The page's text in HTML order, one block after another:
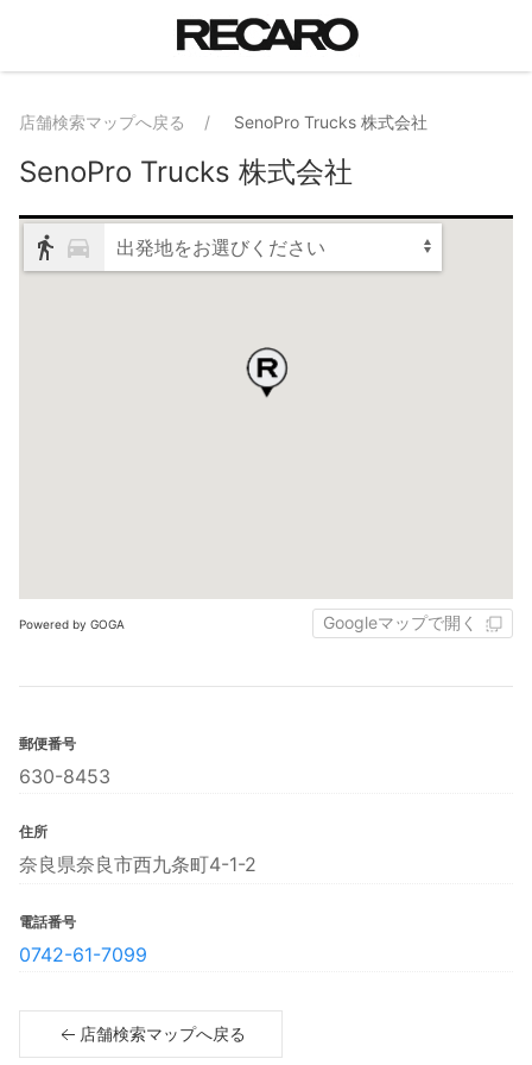
店舗検索マップへ戻る SenoPro Trucks 株式会社
SenoPro Trucks 株式会社
出発地をお選びください
Powered by GOGA Googleマップで開く
郵便番号
630-8453
住所
奈良県奈良市西九条町4-1-2
電話番号
0742-61-7099
店舗検索マップへ戻る